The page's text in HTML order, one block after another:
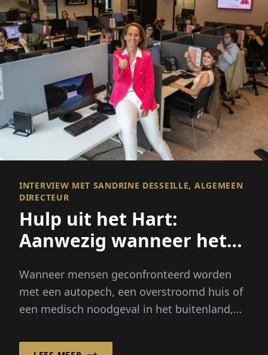
INTERVIEW MET SANDRINE DESSEILLE, ALGEMEEN
DIRECTEUR
Hulp uit het Hart:
Aanwezig wanneer het
Wanneer mensen geconfronteerd worden
met een autopech, een overstroomd huis of
een medisch noodgeval in het buitenland,
oplossing – ze hebben behoefte aan